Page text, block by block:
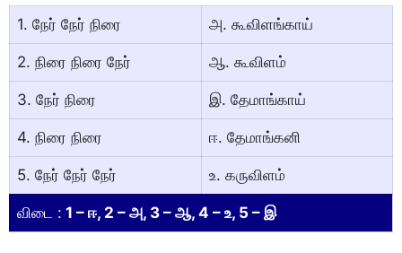
1. நேர் நேர் நிரை அ. கூவிளங்காய்
2. நிரை நிரை நேர் ஆ. கூவிளம்
3. நேர் நிரை இ. தேமாங்காய்
4. நிரை நிரை ஈ. தேமாங்கனி
5. நேர் நேர் நேர் உ. கருவிளம்
விடை : 1 – ஈ, 2 – அ, 3 – ஆ, 4 – உ, 5 – இ